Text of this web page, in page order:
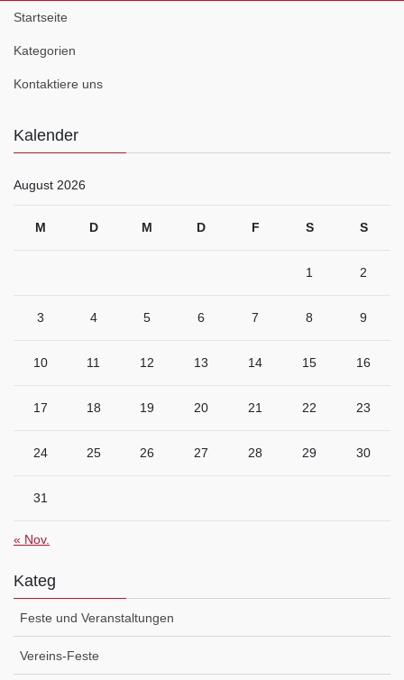
Startseite
Kategorien
Kontaktiere uns
Kalender
August 2026
M D M D F S S
1 2
3 4 5 6 7 8 9
10 11 12 13 14 15 16
17 18 19 20 21 22 23
24 25 26 27 28 29 30
31
« Nov.
Kateg
Feste und Veranstaltungen
Vereins-Feste